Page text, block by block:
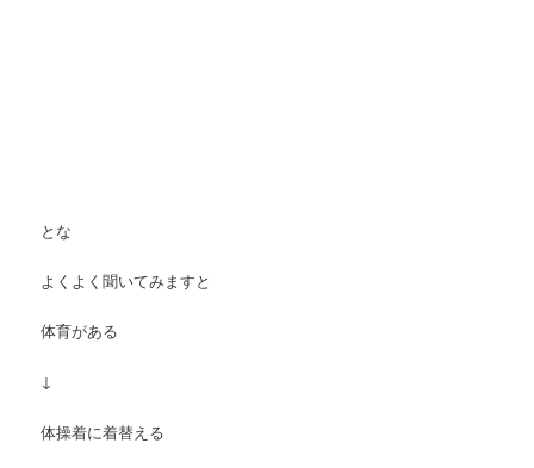
とな
よくよく聞いてみますと
体育がある
↓
体操着に着替える